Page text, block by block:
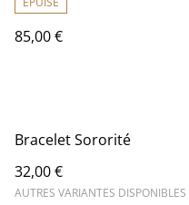
85,00 €
Bracelet Sororité
32,00 €
AUTRES VARIANTES DISPONIBLES